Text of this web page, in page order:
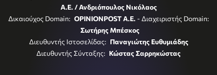
Α.Ε. / Ανδριόπουλος Νικόλαος
Δικαιούχος Domain: OPINIONPOST A.E. - Διαχειριστής Domain:
Σωτήρης Μπέσκος
Διευθυντής Ιστοσελίδας: Παναγιώτης Ευθυμιάδης
Διευθυντής Σύνταξης: Κώστας Σαρρηκώστας